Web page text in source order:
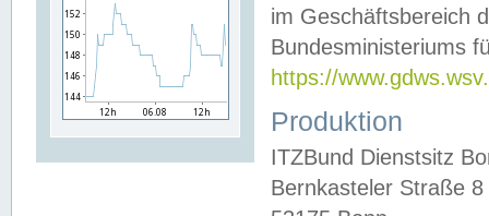
im Geschäftsbereich
Bundesministeriums
https://
Produktion
ITZBund Dienstsitz
Bernkasteler Straße 8